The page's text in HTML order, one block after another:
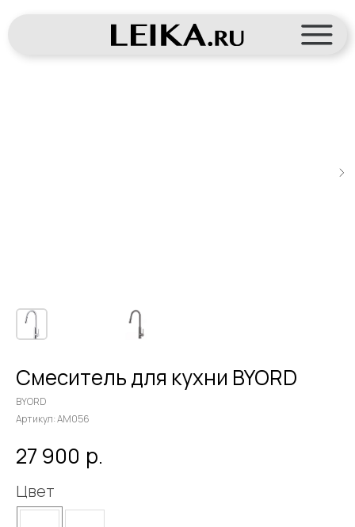
Смеситель для кухни BYORD
BYORD
Артикул:AM056
27 900 р.
Цвет